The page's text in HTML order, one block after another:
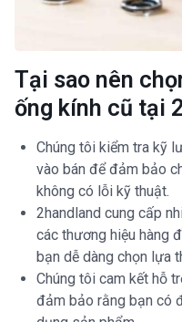
Tại sao nên
ống kính cũ tại
Chúng tôi kiểm tra kỹ
vào bán để đảm bảo
không có lỗi kỹ thuật.
2handland cung cấp
các thương hiệu hàng
bạn dễ dàng chọn lựa
Chúng tôi cam kết hỗ
đảm bảo rằng bạn có